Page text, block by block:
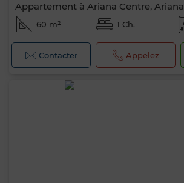
Appartement à Ariana Centre, Ariana
60 m² 1 Ch.
Contacter Appelez